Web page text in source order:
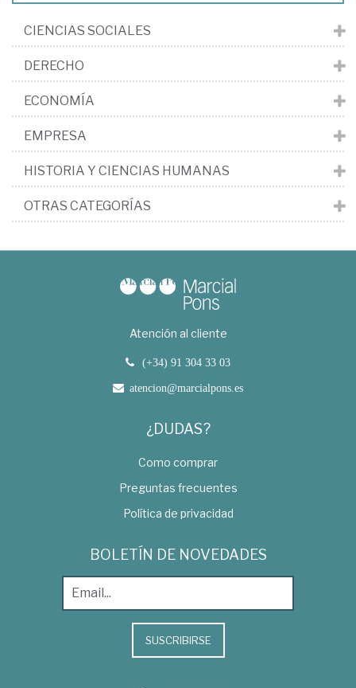
CIENCIAS SOCIALES
DERECHO
ECONOMÍA
EMPRESA
HISTORIA Y CIENCIAS HUMANAS
OTRAS CATEGORÍAS
Atención al cliente
(+34) 91 304 33 03
atencion@marcialpons.es
¿DUDAS?
Como comprar
Preguntas frecuentes
Política de privacidad
BOLETÍN DE NOVEDADES
SUSCRIBIRSE